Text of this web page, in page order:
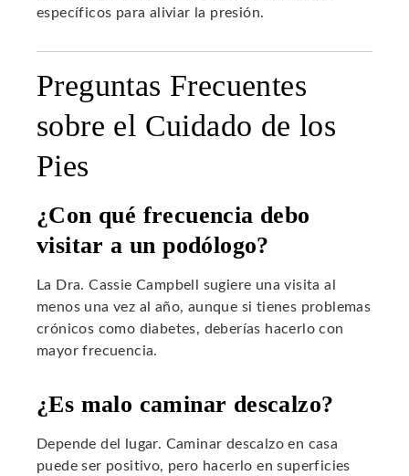
específicos para aliviar la presión.
Preguntas Frecuentes
sobre el Cuidado de los
Pies
¿Con qué frecuencia debo
visitar a un podólogo?
La Dra. Cassie Campbell sugiere una visita al
menos una vez al año, aunque si tienes problemas
crónicos como diabetes, deberías hacerlo con
mayor frecuencia.
¿Es malo caminar descalzo?
Depende del lugar. Caminar descalzo en casa
puede ser positivo, pero hacerlo en superficies